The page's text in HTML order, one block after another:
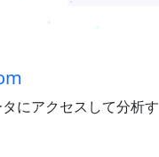
にアクセスして分析す